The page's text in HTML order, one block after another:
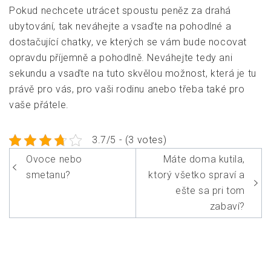
Pokud nechcete utrácet spoustu peněz za drahá
ubytování, tak neváhejte a vsaďte na pohodlné a
dostačující chatky, ve kterých se vám bude nocovat
opravdu příjemně a pohodlně. Neváhejte tedy ani
sekundu a vsaďte na tuto skvělou možnost, která je tu
právě pro vás, pro vaši rodinu anebo třeba také pro
vaše přátele.
3.7/5 - (3 votes)
Navigace
pro
Ovoce nebo
smetanu?
Máte doma kutila,
ktorý všetko spraví a
ešte sa pri tom
zabaví?